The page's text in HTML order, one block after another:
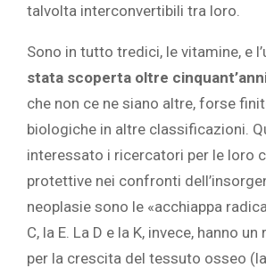
talvolta interconvertibili tra loro.
Sono in tutto tredici, le vitamine, e
stata scoperta oltre
che non ce ne siano altre, forse
biologiche in altre classificazioni.
interessato i ricercatori per le loro
protettive nei confronti
neoplasie sono le «acchiappa
C, la E. La D e la K, invece, hanno
per la crescita del tessuto osseo